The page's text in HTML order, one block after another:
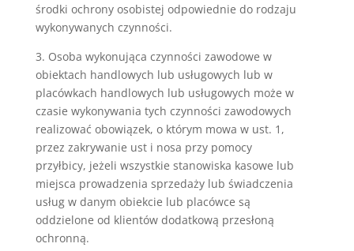
środki ochrony osobistej odpowiednie do rodzaju
wykonywanych czynności.
3. Osoba wykonująca czynności zawodowe w
obiektach handlowych lub usługowych lub w
placówkach handlowych lub usługowych może w
czasie wykonywania tych czynności zawodowych
realizować obowiązek, o którym mowa w ust. 1,
przez zakrywanie ust i nosa przy pomocy
przyłbicy, jeżeli wszystkie stanowiska kasowe lub
miejsca prowadzenia sprzedaży lub świadczenia
usług w danym obiekcie lub placówce są
oddzielone od klientów dodatkową przesłoną
ochronną.